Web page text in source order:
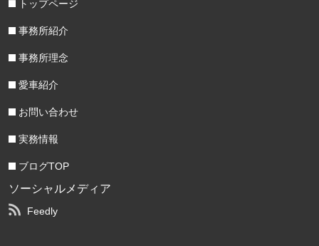
トップページ
事務所紹介
事務所理念
愛車紹介
お問い合わせ
実務情報
ブログTOP
ソーシャルメディア
Feedly